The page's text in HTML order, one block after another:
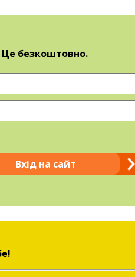
Це безкоштовно.
Вхід на сайт